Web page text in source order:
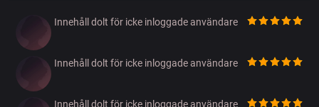
Innehåll dolt för icke inloggade användare
Innehåll dolt för icke inloggade användare
Innehåll dolt för icke inloggade användare